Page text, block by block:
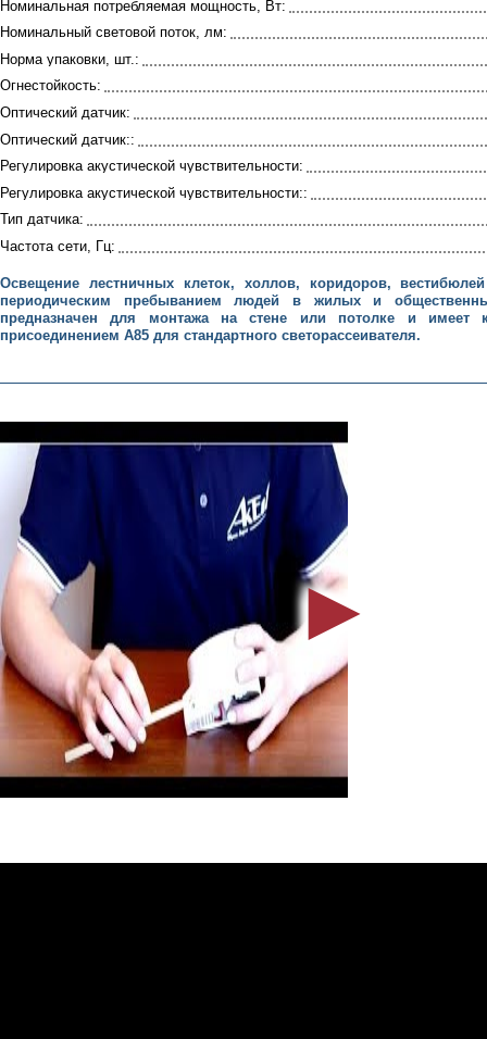
Номинальная потребляемая мощность, Вт:
Номинальный световой поток, лм:
Норма упаковки, шт.:
Огнестойкость:
Оптический датчик:
Оптический датчик::
Регулировка акустической чувствительности:
Регулировка акустической чувствительности::
Тип датчика:
Частота сети, Гц:
Освещение лестничных клеток, холлов, коридоров,
периодическим пребыванием людей в жилых и
предназначен для монтажа на стене или потолке и имеет
присоединением А85 для стандартного светорассеивателя.